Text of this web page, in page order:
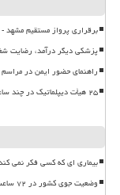
برقراری پرواز مستقیم مشهد -
پزشکی دیگر درآمد، رضایت
راهنمای حضور ایمن در مراسم
۲۵ هیأت دیپلماتیک در چند ساعت از راه فرودگاه مهرآباد پذیرش شدند
بیماری ای که کسی فکر نمی
وضعیت جوی کشور در ۷۲ ساعت آینده موج بارندگی های تابستانه در راه ۱۱ استان